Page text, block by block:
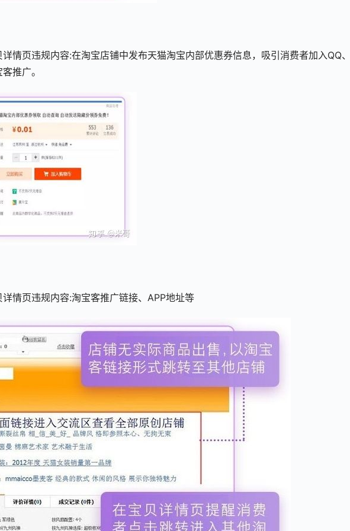
情页违规内容:在淘宝店铺中发布天猫淘宝内部优惠券信息，吸引消费者加入QQ
推广。
情页违规内容:淘宝客推广链接、APP地址等